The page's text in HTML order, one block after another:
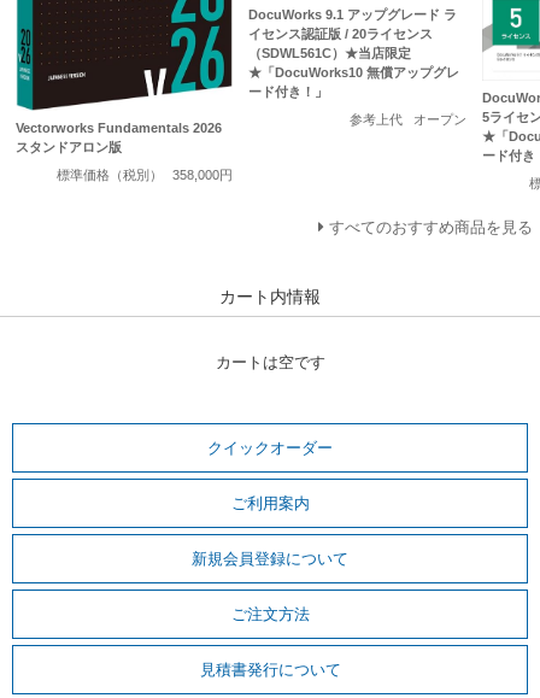
Vectorworks Fundamentals 2026
スタンドアロン版
標準価格（税別）
358,000円
DocuWorks 9.1 アップグレード ラ
イセンス認証版 / 20ライセンス
（SDWL561C）★当店限定
★「DocuWorks10 無償アップグレ
ード付き！」
参考上代
オープン
5ライセ
★「
ード付き
すべてのおすすめ商品を見る
カート内情報
カートは空です
クイックオーダー
ご利用案内
新規会員登録について
ご注文方法
見積書発行について